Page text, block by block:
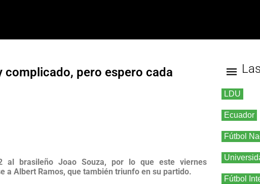
complicado, pero espero cada
al brasileño Joao Souza, por lo que este viernes
a Albert Ramos, que también triunfo en su partido.
LDU
Ecuador
Fútbol
Fútbol